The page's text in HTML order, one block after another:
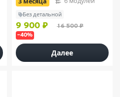
Без детальной
9 900 ₽ 16 500 ₽
–40%
Далее